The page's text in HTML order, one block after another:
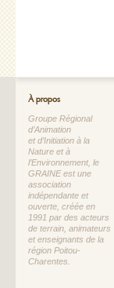
À propos
Groupe Régional
d’Animation
et d’Initiation à la
Nature et à
l’Environnement, le
GRAINE est une
association
indépendante et
ouverte, créée en
1991 par des acteurs
de terrain, animateurs
et enseignants de la
région Poitou-
Charentes.